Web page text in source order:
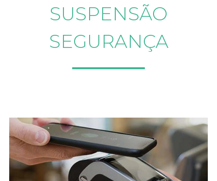
SUSPENSÃO
SEGURANÇA